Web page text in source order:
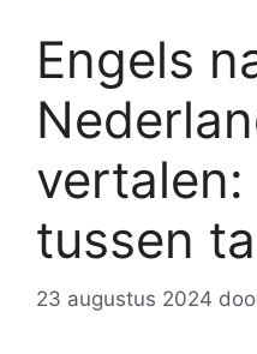
Engels
vertalen:
tussen
23 augustus 2024